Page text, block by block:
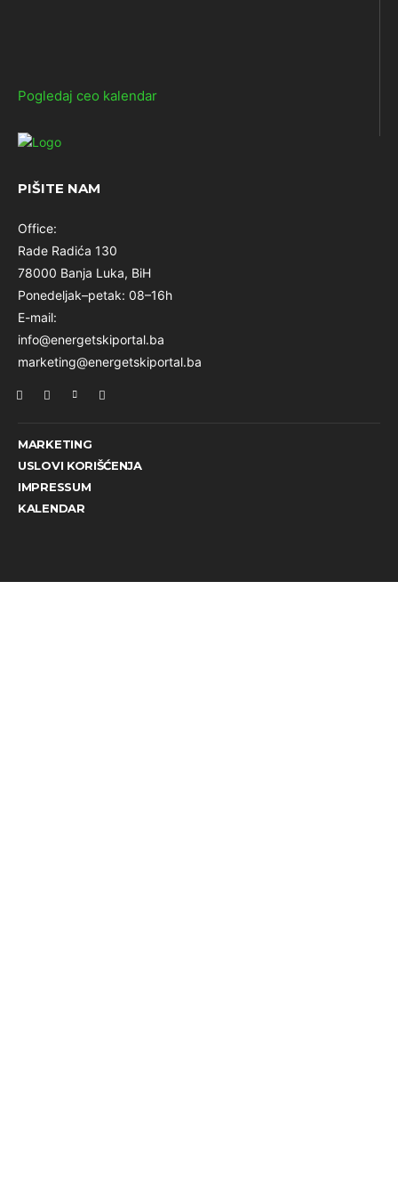
Pogledaj ceo kalendar
PIŠITE NAM
Office:
Rade Radića 130
78000 Banja Luka, BiH
Ponedeljak–petak: 08–16h
E-mail:
info@energetskiportal.ba
marketing@energetskiportal.ba
MARKETING
USLOVI KORIŠĆENJA
IMPRESSUM
KALENDAR